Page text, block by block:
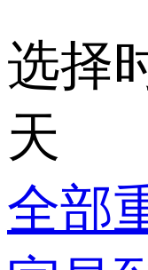
选择
天
全部